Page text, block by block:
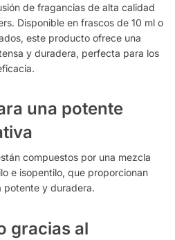
de fragancias de alta calidad
Disponible en frascos de 10 ml o
este producto ofrece una
y duradera, perfecta para los
una potente
compuestos por una mezcla
e isopentilo, que proporcionan
potente y duradera.
gracias al